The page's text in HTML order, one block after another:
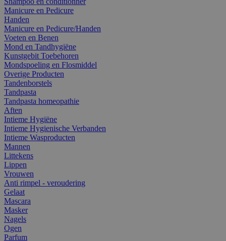
Manicure en Pedicure
Handen
Manicure en Pedicure/Handen
Voeten en Benen
Mond en Tandhygiëne
Kunstgebit Toebehoren
Mondspoeling en Flosmiddel
Overige Producten
Tandenborstels
Tandpasta
Tandpasta homeopathie
Aften
Intieme Hygiëne
Intieme Hygienische Verbanden
Intieme Wasproducten
Mannen
Littekens
Lippen
Vrouwen
Anti rimpel - veroudering
Gelaat
Mascara
Masker
Nagels
Ogen
Parfum